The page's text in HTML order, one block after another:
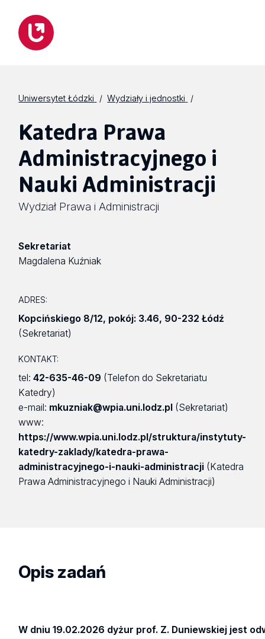
Uniwersytet Łódzki Wydziały i jednostki
Katedra Prawa
Administracyjnego i
Nauki Administracji
Wydział Prawa i Administracji
Sekretariat
Magdalena Kuźniak
ADRES:
Kopcińskiego 8/12, pokój: 3.46, 90-232 Łódź
(Sekretariat)
KONTAKT:
tel:42-635-46-09 (Telefon do Sekretariatu
Katedry)
e-mail: mkuzniak@wpia.uni.lodz.pl (Sekretariat)
www:
https://www.wpia.uni.lodz.pl/struktura/instytuty-
katedry-zaklady/katedra-prawa-
administracyjnego-i-nauki-administracji (Katedra
Prawa Administracyjnego i Nauki Administracji)
Opis zadań
W dniu 19.02.2026 dyżur prof. Z. Duniewskiej jest